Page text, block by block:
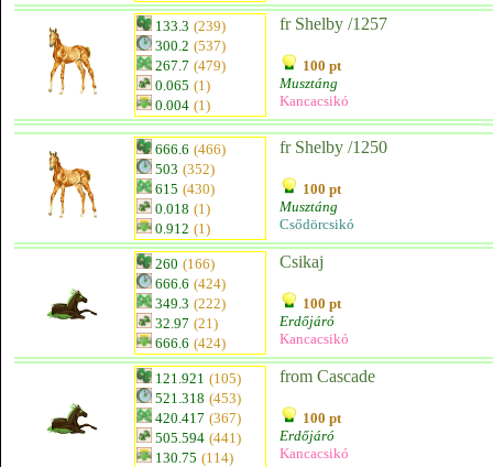
133.3 (239)
300.2 (537)
267.7 (479)
0.065 (1)
0.004 (1)
fr Shelby /1257
100 pt
Musztáng
Kancacsikó
666.6 (466)
503 (352)
615 (430)
0.018 (1)
0.912 (1)
fr Shelby /1250
100 pt
Musztáng
Csődörcsikó
260 (166)
666.6 (424)
349.3 (222)
32.97 (21)
666.6 (424)
Csikaj
100 pt
Erdőjáró
Kancacsikó
121.921 (105)
521.318 (453)
420.417 (367)
505.594 (441)
130.75 (114)
from Cascade
100 pt
Erdőjáró
Kancacsikó